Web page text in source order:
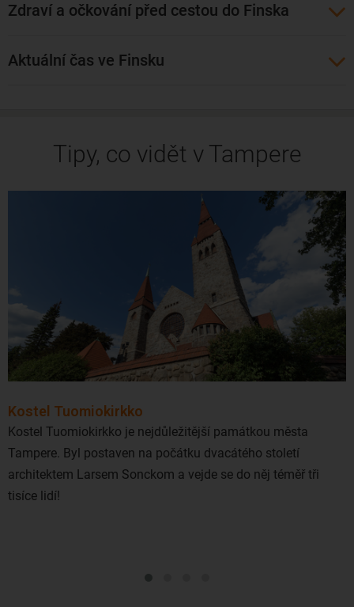
Zdraví a očkování před cestou do Finska
Aktuální čas ve Finsku
Tipy, co vidět v Tampere
Kostel Tuomiokirkko
Kostel Tuomiokirkko je nejdůležitější památkou města
Tampere. Byl postaven na počátku dvacátého století
architektem Larsem Sonckom a vejde se do něj téměř tři
tisíce lidí!